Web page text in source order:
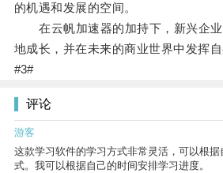
的机遇和发展的空间。
在云帆加速器的加持下，新兴企业
地成长，并在未来的商业世界中发挥自
#3#
评论
游客
这款学习软件的学习方式非常灵活，可以根
式。我可以根据自己的时间安排学习进度。